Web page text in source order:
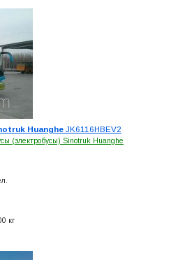
HuangheJK6116HBEV2
(электробусы) Sinotruk Huanghe
кг